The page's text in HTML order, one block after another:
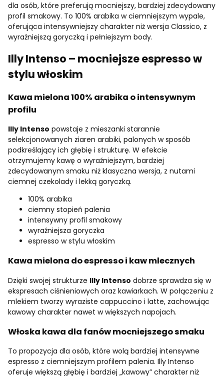
dla osób, które preferują mocniejszy, bardziej zdecydowany
profil smakowy. To 100% arabika w ciemniejszym wypale,
oferująca intensywniejszy charakter niż wersja Classico, z
wyraźniejszą goryczką i pełniejszym body.
Illy Intenso – mocniejsze espresso w
stylu włoskim
Kawa mielona 100% arabika o intensywnym
profilu
Illy Intenso powstaje z mieszanki starannie
selekcjonowanych ziaren arabiki, palonych w sposób
podkreślający ich głębię i strukturę. W efekcie
otrzymujemy kawę o wyraźniejszym, bardziej
zdecydowanym smaku niż klasyczna wersja, z nutami
ciemnej czekolady i lekką goryczką.
100% arabika
ciemny stopień palenia
intensywny profil smakowy
wyraźniejsza goryczka
espresso w stylu włoskim
Kawa mielona do espresso i kaw mlecznych
Dzięki swojej strukturze Illy Intenso dobrze sprawdza się w
ekspresach ciśnieniowych oraz kawiarkach. W połączeniu z
mlekiem tworzy wyraziste cappuccino i latte, zachowując
kawowy charakter nawet w większych napojach.
Włoska kawa dla fanów mocniejszego smaku
To propozycja dla osób, które wolą bardziej intensywne
espresso z ciemniejszym profilem palenia. Illy Intenso
oferuje większą głębię i bardziej „kawowy” charakter niż